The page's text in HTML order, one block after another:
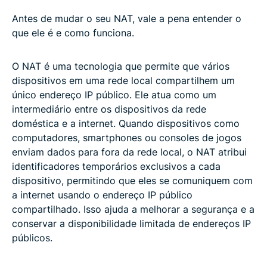
Antes de mudar o seu NAT, vale a pena entender o
que ele é e como funciona.
O NAT é uma tecnologia que permite que vários
dispositivos em uma rede local compartilhem um
único endereço IP público. Ele atua como um
intermediário entre os dispositivos da rede
doméstica e a internet. Quando dispositivos como
computadores, smartphones ou consoles de jogos
enviam dados para fora da rede local, o NAT atribui
identificadores temporários exclusivos a cada
dispositivo, permitindo que eles se comuniquem com
a internet usando o endereço IP público
compartilhado. Isso ajuda a melhorar a segurança e a
conservar a disponibilidade limitada de endereços IP
públicos.